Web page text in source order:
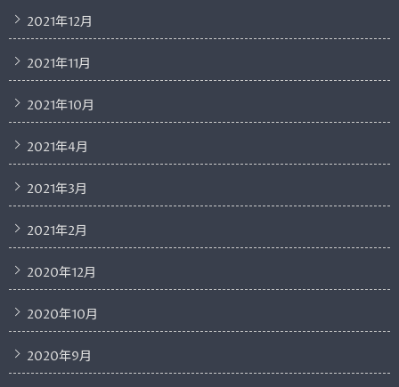
2021年12月
2021年11月
2021年10月
2021年4月
2021年3月
2021年2月
2020年12月
2020年10月
2020年9月